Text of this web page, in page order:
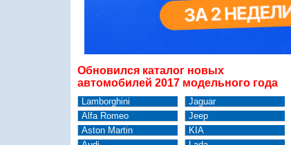
Обновился каталог новых
автомобилей 2017 модельного года
Lamborghini
Alfa Romeo
Aston Martin
Jaguar
Jeep
KIA